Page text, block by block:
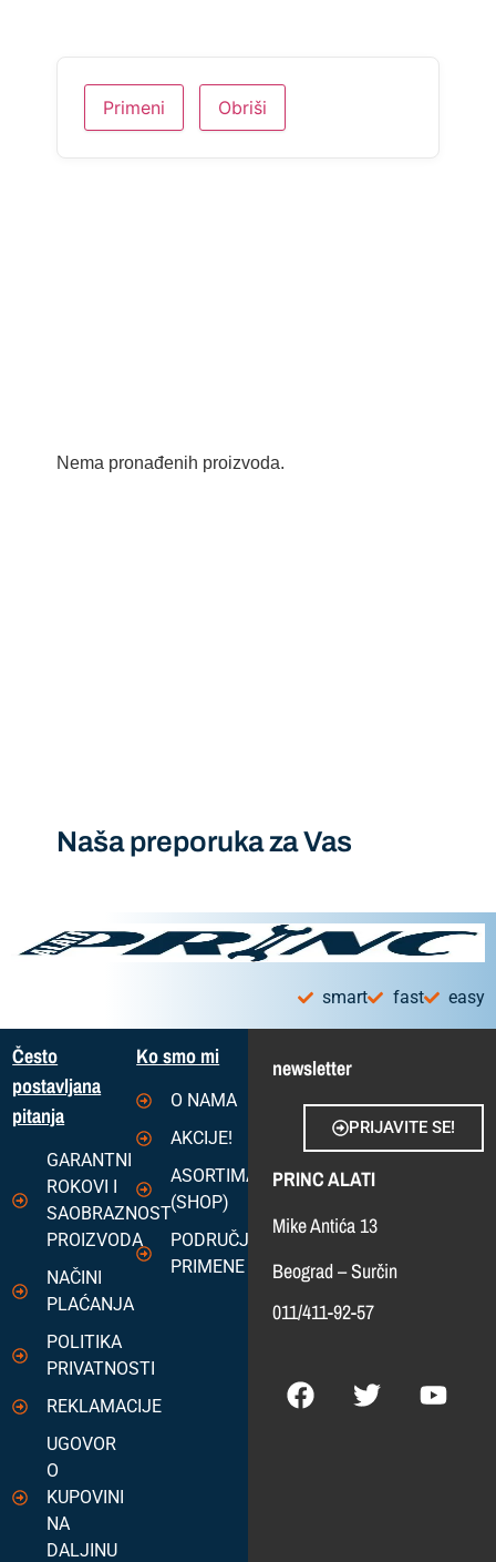
Primeni Obriši
Nema pronađenih proizvoda.
Naša preporuka za Vas
smart fast easy
Često
postavljana
pitanja
GARANTNI
ROKOVI I
SAOBRAZNOST
PROIZVODA
NAČINI
PLAĆANJA
POLITIKA
PRIVATNOSTI
REKLAMACIJE
UGOVOR
O
KUPOVINI
NA
DALJINU
Ko smo mi
O NAMA
AKCIJE!
ASORTIMAN
(SHOP)
PODRUČJA
PRIMENE
newsletter
PRIJAVITE SE!
PRINC ALATI
Mike Antića 13
Beograd – Surčin
011/411-92-57